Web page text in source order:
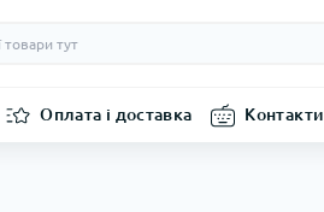
Оплата і доставка Контакти